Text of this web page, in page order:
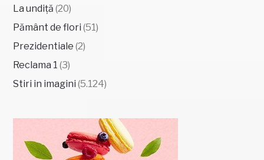
La undiță (20)
Pământ de flori (51)
Prezidentiale (2)
Reclama 1 (3)
Stiri in imagini (5.124)